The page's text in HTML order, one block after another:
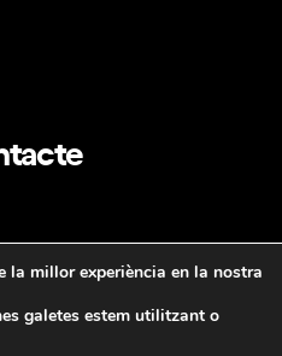
ENG
la millor experiència en la nostra
galetes estem utilitzant o